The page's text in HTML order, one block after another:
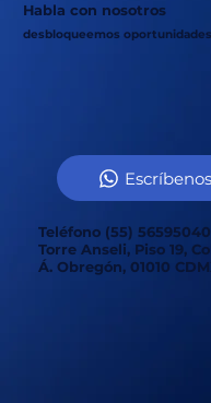
Habla con nosotros
desbloqueemos
Teléfono (55)
Torre Anseli, Piso 19,
Á. Obregón, 01010